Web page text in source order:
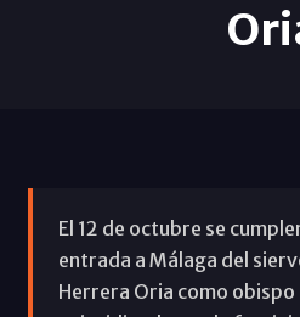
El 12 de octubre se
entrada a Málaga del
Herrera Oria como obispo